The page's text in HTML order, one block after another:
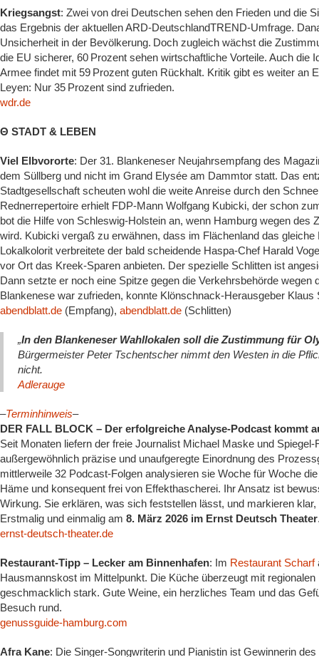
Kriegsangst: Zwei von drei Deutschen sehen den Frieden und die
das Ergebnis der aktuellen ARD‑DeutschlandTREND‑Umfrage.
Unsicherheit in der Bevölkerung. Doch zugleich wächst die
die EU sicherer, 60 Prozent sehen wirtschaftliche Vorteile. Auch die
Armee findet mit 59 Prozent guten Rückhalt. Kritik gibt es weiter an
Leyen: Nur 35 Prozent sind zufrieden.
wdr.de
Θ STADT & LEBEN
Viel Elbvororte: Der 31. Blankeneser Neujahrsempfang des
dem Süllberg und nicht im Grand Elysée am Dammtor statt. Das
Stadtgesellschaft scheuten wohl die weite Anreise durch den
Rednerrepertoire erhielt FDP-Mann Wolfgang Kubicki, der schon
bot die Hilfe von Schleswig-Holstein an, wenn Hamburg wegen des
wird. Kubicki vergaß zu erwähnen, dass im Flächenland das
Lokalkolorit verbreitete der bald scheidende Haspa-Chef Harald
vor Ort das Kreek-Sparen anbieten. Der spezielle Schlitten ist
Dann setzte er noch eine Spitze gegen die Verkehrsbehörde wegen
Blankenese war zufrieden, konnte Klönschnack-Herausgeber
abendblatt.de (Empfang), abendblatt.de (Schlitten)
„In den Blankeneser Wahllokalen soll die Zustimmung für
Bürgermeister Peter Tschentscher nimmt den Westen in die
nicht.
Adlerauge
–Terminhinweis–
DER FALL BLOCK – Der erfolgreiche Analyse-Podcast kommt
Seit Monaten liefern der freie Journalist Michael Maske und
außergewöhnlich präzise und unaufgeregte Einordnung des
mittlerweile 32 Podcast-Folgen analysieren sie Woche für Woche
Häme und konsequent frei von Effekthascherei. Ihr Ansatz ist
Wirkung. Sie erklären, was sich feststellen lässt, und markieren
Erstmalig und einmalig am 8. März 2026 im Ernst Deutsch Theater
ernst-deutsch-theater.de
Restaurant-Tipp – Lecker am Binnenhafen: Im Restaurant Scharf
Hausmannskost im Mittelpunkt. Die Küche überzeugt mit
geschmacklich stark. Gute Weine, ein herzliches Team und das
Besuch rund.
genussguide-hamburg.com
Afra Kane: Die Singer-Songwriterin und Pianistin ist Gewinnerin